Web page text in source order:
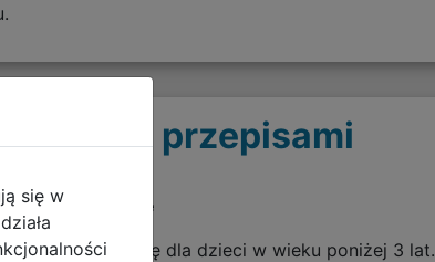
z przepisami
bezpieczeństwie
CE. Nie nadaje się dla dzieci w wieku poniżej 3 lat.
się w